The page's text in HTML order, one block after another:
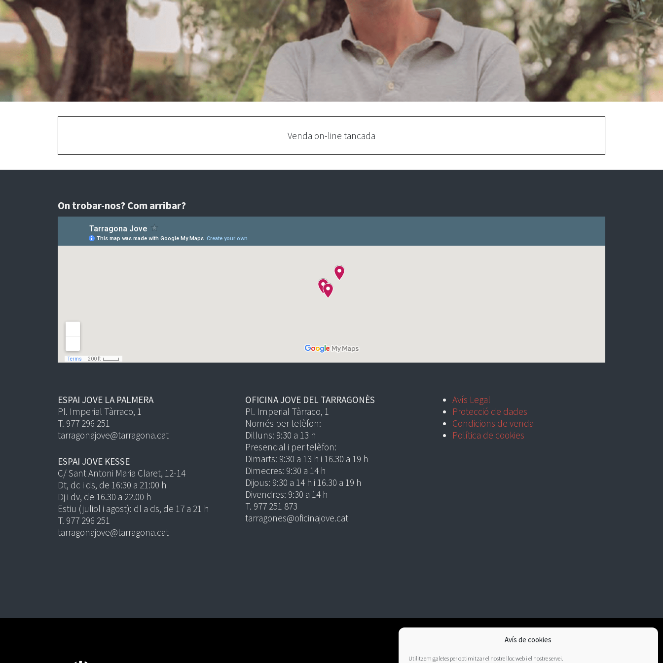
Avís de cookies
Utilitzem galetes per optimitzar el nostre lloc web i el nostre servei.
Venda on-line tancada
On trobar-nos? Com arribar?
ESPAI JOVE LA PALMERA
Pl. Imperial Tàrraco, 1
T. 977 296 251
tarragonajove@tarragona.cat
ESPAI JOVE KESSE
C/ Sant Antoni Maria Claret, 12-14
Dt, dc i ds, de 16:30 a 21:00 h
Dj i dv, de 16.30 a 22.00 h
Estiu (juliol i agost): dl a ds, de 17 a 21 h
T. 977 296 251
tarragonajove@tarragona.cat
OFICINA JOVE DEL TARRAGONÈS
Pl. Imperial Tàrraco, 1
Només per telèfon:
Dilluns: 9:30 a 13 h
Presencial i per telèfon:
Dimarts: 9:30 a 13 h i 16.30 a 19 h
Dimecres: 9:30 a 14 h
Dijous: 9:30 a 14 h i 16.30 a 19 h
Divendres: 9:30 a 14 h
T. 977 251 873
tarragones@oficinajove.cat
Avís Legal
Protecció de dades
Condicions de venda
Política de cookies